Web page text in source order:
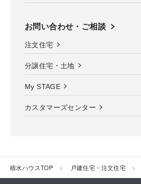
お問い合わせ・ご相談
注文住宅
分譲住宅・土地
My STAGE
カスタマーズセンター
積水ハウスTOP 戸建住宅・注文住宅